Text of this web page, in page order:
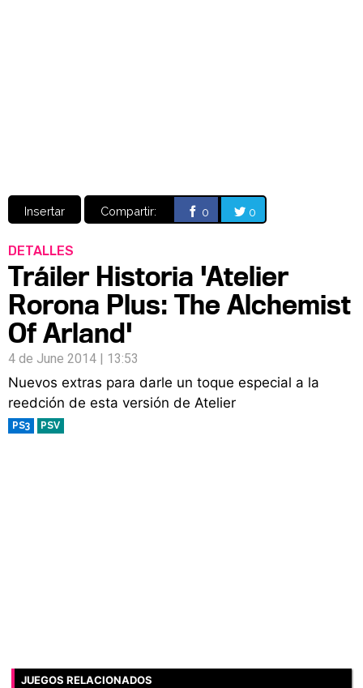
Insertar Compartir: 0 0
DETALLES
Tráiler Historia 'Atelier
Rorona Plus: The Alchemist
Of Arland'
4 de June 2014 | 13:53
Nuevos extras para darle un toque especial a la
reedción de esta versión de Atelier
PS3 PSV
JUEGOS RELACIONADOS